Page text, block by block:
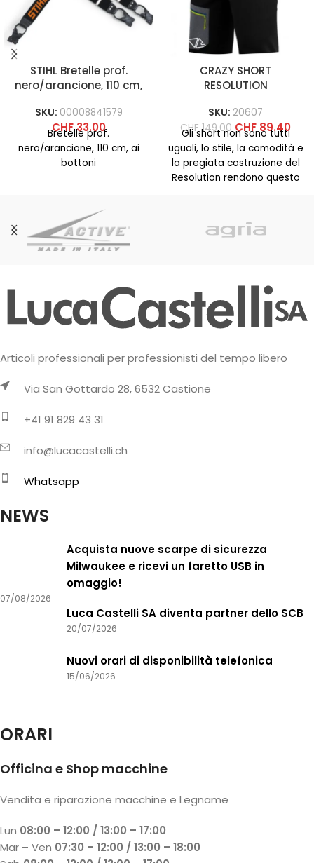
STIHL Bretelle prof.
nero/arancione, 110 cm,
SKU: 00008841579
CHF33.00
Bretelle prof.
nero/arancione, 110 cm, ai
bottoni
CRAZY SHORT
RESOLUTION
SKU: 20607
CHF149.00 CHF 89.40
Gli short non sono tutti
uguali, lo stile, la comodità e
la pregiata costruzione del
Resolution rendono questo
Articoli professionali per professionisti del tempo libero
Via San Gottardo 28, 6532 Castione
+41 91 829 43 31
info@lucacastelli.ch
Whatsapp
NEWS
Acquista nuove scarpe di sicurezza
Milwaukee e ricevi un faretto USB in
omaggio!
07/08/2026
Luca Castelli SA diventa partner dello SCB
20/07/2026
Nuovi orari di disponibilità telefonica
15/06/2026
ORARI
Officina e Shop macchine
Vendita e riparazione macchine e Legname
Lun 08:00 – 12:00 / 13:00 – 17:00
Mar – Ven 07:30 – 12:00 / 13:00 – 18:00